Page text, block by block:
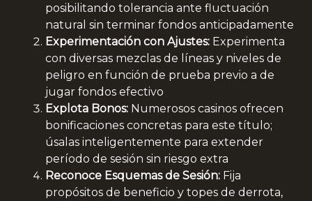
posibilitando tolerancia ante fluctuación
natural sin terminar fondos anticipadamente
Experimentación con Ajustes: Experimenta
con diversas mezclas de líneas y niveles de
peligro en función de prueba previo a de
jugar fondos efectivo
Explota Bonos: Numerosos casinos ofrecen
bonificaciones concretas para este título;
úsalas inteligentemente para extender
período de sesión sin riesgo extra
Reconoce Esquemas de Sesión: Fija
propósitos de beneficio y topes de derrota,